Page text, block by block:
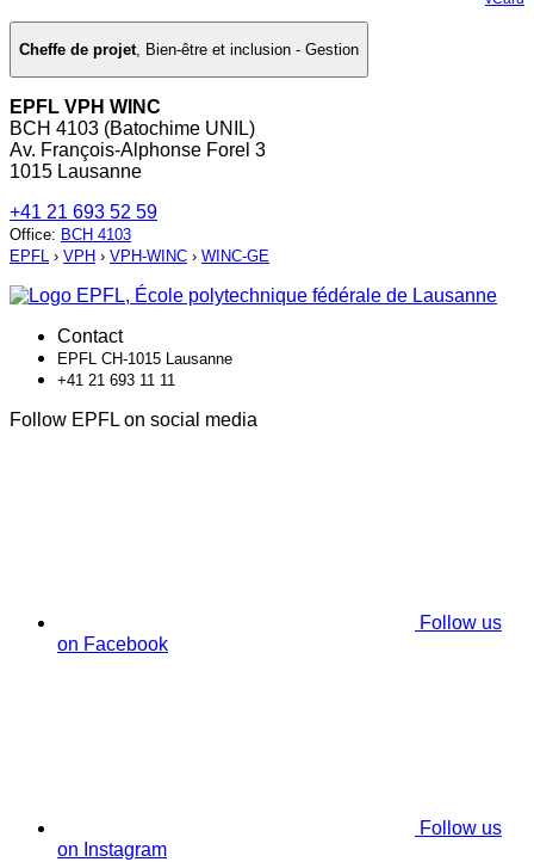
Cheffe de projet, Bien-être et inclusion - Gestion
EPFL VPH WINC
BCH 4103 (Batochime UNIL)
Av. François-Alphonse Forel 3
1015 Lausanne
+41 21 693 52 59
Office: BCH 4103
EPFL › VPH › VPH-WINC › WINC-GE
Contact
EPFL CH-1015 Lausanne
+41 21 693 11 11
Follow EPFL on social media
Follow us
on Facebook
Follow us
on Instagram